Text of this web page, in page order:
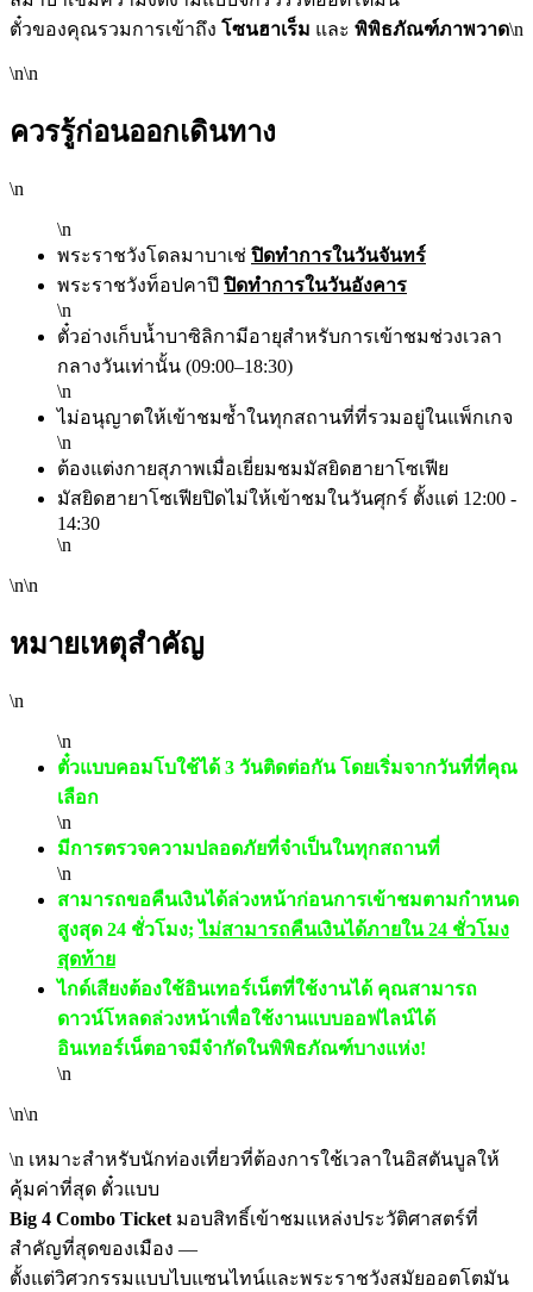
ตั๋วของคุณรวมการเข้าถึง โซนฮาเร็ม และ พิพิธภัณฑ์ภาพวาด\n
\n\n
ควรรู้ก่อนออกเดินทาง
\n
\n
พระราชวังโดลมาบาเช่ ปิดทำการในวันจันทร์
พระราชวังท็อปคาปึ ปิดทำการในวันอังคาร
\n
ตั๋วอ่างเก็บน้ำบาซิลิกามีอายุสำหรับการเข้าชมช่วงเวลา
กลางวันเท่านั้น (09:00–18:30)
\n
ไม่อนุญาตให้เข้าชมซ้ำในทุกสถานที่ที่รวมอยู่ในแพ็กเกจ
\n
ต้องแต่งกายสุภาพเมื่อเยี่ยมชมมัสยิดฮายาโซเฟีย
มัสยิดฮายาโซเฟียปิดไม่ให้เข้าชมในวันศุกร์ ตั้งแต่ 12:00 -
14:30
\n
\n\n
หมายเหตุสำคัญ
\n
\n
ตั๋วแบบคอมโบใช้ได้ 3 วันติดต่อกัน โดยเริ่มจากวันที่ที่คุณ
เลือก
\n
มีการตรวจความปลอดภัยที่จำเป็นในทุกสถานที่
\n
สามารถขอคืนเงินได้ล่วงหน้าก่อนการเข้าชมตามกำหนด
สูงสุด 24 ชั่วโมง;ไม่สามารถคืนเงินได้ภายใน 24 ชั่วโมง
สุดท้าย
ไกด์เสียงต้องใช้อินเทอร์เน็ตที่ใช้งานได้ คุณสามารถ
ดาวน์โหลดล่วงหน้าเพื่อใช้งานแบบออฟไลน์ได้
อินเทอร์เน็ตอาจมีจำกัดในพิพิธภัณฑ์บางแห่ง!
\n
\n\n
\n เหมาะสำหรับนักท่องเที่ยวที่ต้องการใช้เวลาในอิสตันบูลให้
คุ้มค่าที่สุด ตั๋วแบบ
Big 4 Combo Ticket มอบสิทธิ์เข้าชมแหล่งประวัติศาสตร์ที่
สำคัญที่สุดของเมือง —
ตั้งแต่วิศวกรรมแบบไบแซนไทน์และพระราชวังสมัยออตโตมัน